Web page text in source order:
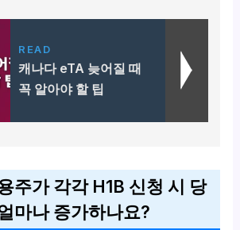
READ
캐나다 eTA 늦어질 때
꼭 알아야 할 팁
주가 각각 H1B 신청 시 당
마나 증가하나요?